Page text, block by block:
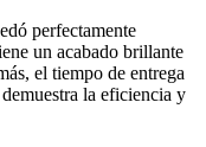
perfectamente
un acabado brillante
el tiempo de entrega
la eficiencia y